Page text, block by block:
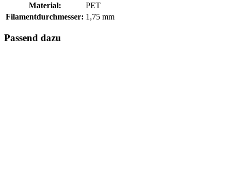
Material:
PET
Filamentdurchmesser: 1,75 mm
Passend dazu